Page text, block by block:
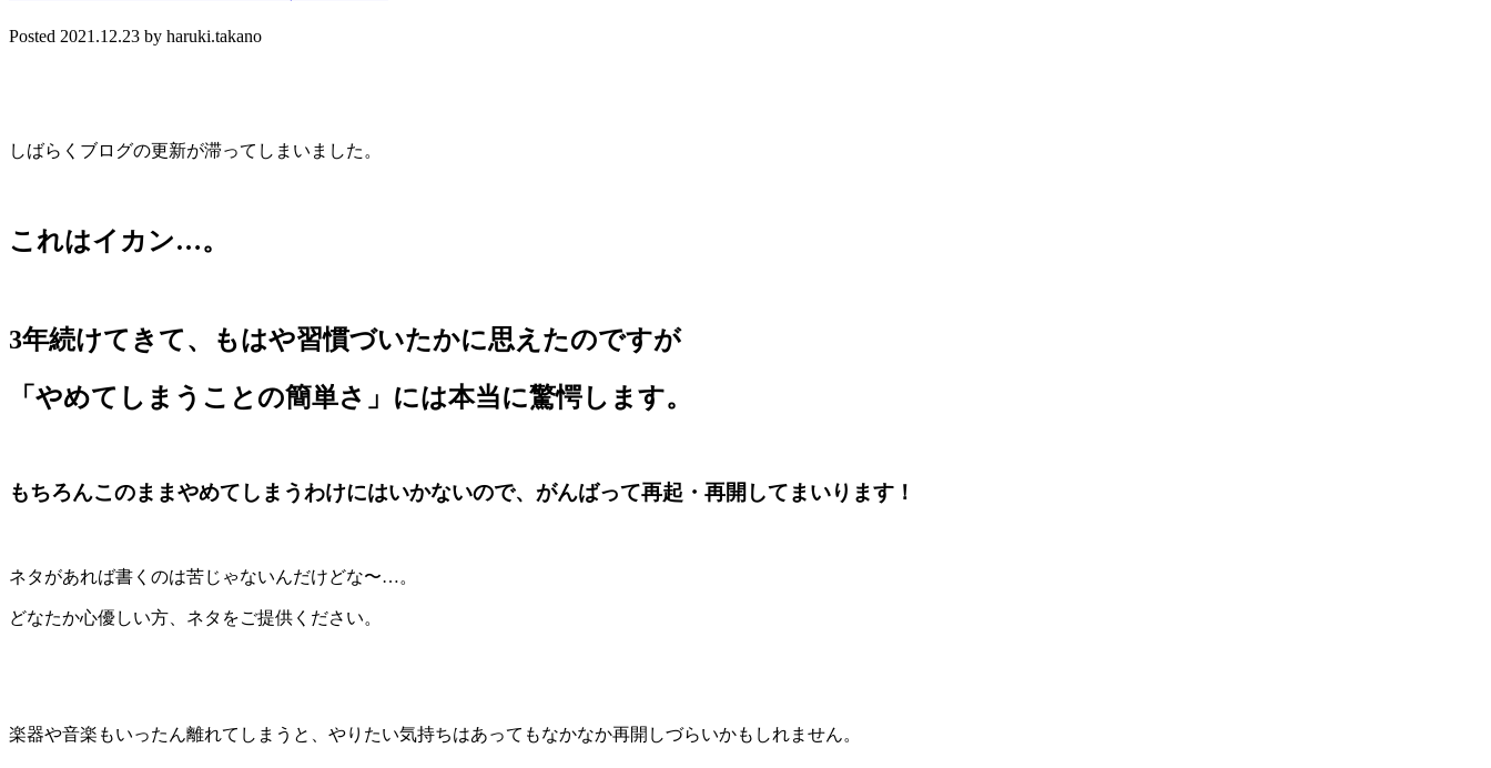
Posted 2021.12.23 by haruki.takano
しばらくブログの更新が滞ってしまいました。
これはイカン…。
3年続けてきて、もはや習慣づいたかに思えたのですが
「やめてしまうことの簡単さ」 には本当に驚愕します。
もちろんこのままやめてしまうわけにはいかないので、がんばって再起・再開してまいります！
ネタがあれば書くのは苦じゃないんだけどな〜…。
どなたか心優しい方、ネタをご提供ください。
楽器や音楽もいったん離れてしまうと、やりたい気持ちはあってもなかなか再開しづらいかもしれません。